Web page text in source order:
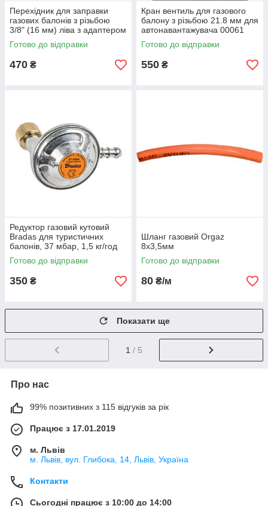
Перехідник для заправки
газових балонів з різьбою
3/8" (16 мм) ліва з адаптером
під газовий пістолет
Tomasetto
Готово до відправки
470 ₴
Кран вентиль для газового
балону з різьбою 21.8 мм для
автонавантажувача 00061
Готово до відправки
550 ₴
Редуктор газовий кутовий
Bradas для туристичних
балонів, 37 мбар, 1,5 кг/год
RG A310-299
Готово до відправки
350 ₴
Шланг газовий Orgaz
8x3,5мм
Готово до відправки
80 ₴/м
Показати ще
1 / 5
Про нас
99% позитивних з 115 відгуків за рік
Працює з 17.01.2019
м. Львів
м. Львів, вул. Глибока, 14, Львів, Україна
Контакти
Сьогодні працює з 10:00 до 14:00